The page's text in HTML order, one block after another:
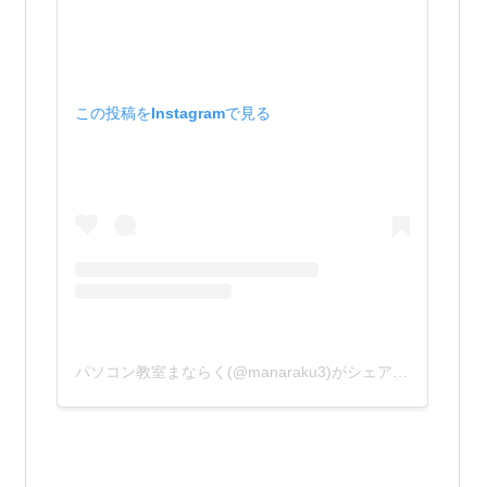
この投稿をInstagramで見る
パソコン教室まならく(@manaraku3)がシェアした投稿